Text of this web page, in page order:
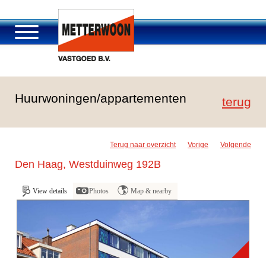
Portfolio
Huurwoningen/appartementen terug
Terug naar overzicht Vorige Volgende
Den Haag, Westduinweg 192B
View details Photos Map & nearby